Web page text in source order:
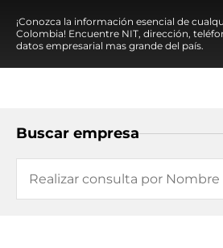
¡Conozca la información esencial de
Colombia! Encuentre NIT, dirección,
datos empresarial mas grande del país.
Buscar empresa